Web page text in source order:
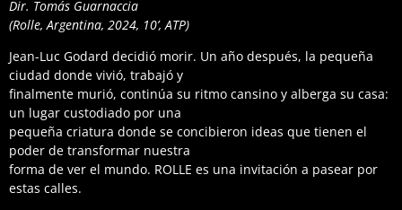
Dir. Tomás Guarnaccia
(Rolle, Argentina, 2024, 10’, ATP)
Jean-Luc Godard decidió morir. Un año después, la pequeña
ciudad donde vivió, trabajó y
finalmente murió, continúa su ritmo cansino y alberga su casa:
un lugar custodiado por una
pequeña criatura donde se concibieron ideas que tienen el
poder de transformar nuestra
forma de ver el mundo. ROLLE es una invitación a pasear por
estas calles.